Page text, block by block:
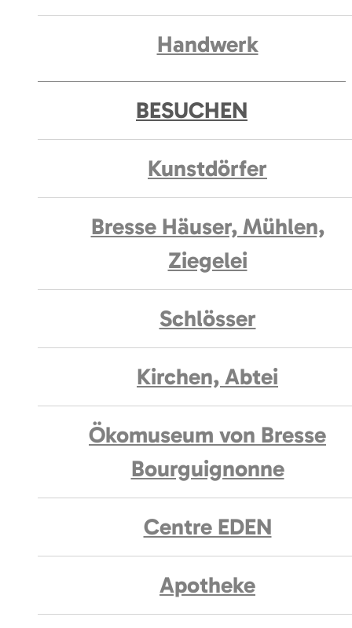
Handwerk
BESUCHEN
Kunstdörfer
Bresse Häuser, Mühlen,
Ziegelei
Schlösser
Kirchen, Abtei
Ökomuseum von Bresse
Bourguignonne
Centre EDEN
Apotheke